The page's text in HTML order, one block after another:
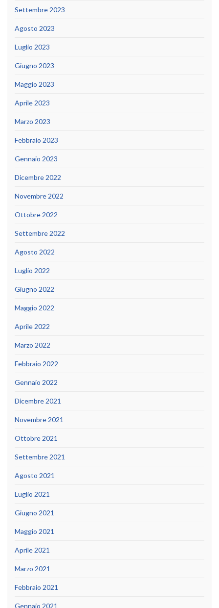
Settembre 2023
Agosto 2023
Luglio 2023
Giugno 2023
Maggio 2023
Aprile 2023
Marzo 2023
Febbraio 2023
Gennaio 2023
Dicembre 2022
Novembre 2022
Ottobre 2022
Settembre 2022
Agosto 2022
Luglio 2022
Giugno 2022
Maggio 2022
Aprile 2022
Marzo 2022
Febbraio 2022
Gennaio 2022
Dicembre 2021
Novembre 2021
Ottobre 2021
Settembre 2021
Agosto 2021
Luglio 2021
Giugno 2021
Maggio 2021
Aprile 2021
Marzo 2021
Febbraio 2021
Gennaio 2021